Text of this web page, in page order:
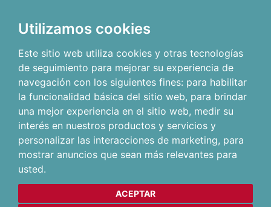
Utilizamos cookies
Este sitio web utiliza cookies y otras tecnologías
de seguimiento para mejorar su experiencia de
navegación con los siguientes fines: para habilitar
la funcionalidad básica del sitio web, para brindar
una mejor experiencia en el sitio web, medir su
interés en nuestros productos y servicios y
personalizar las interacciones de marketing, para
mostrar anuncios que sean más relevantes para
usted.
ACEPTAR